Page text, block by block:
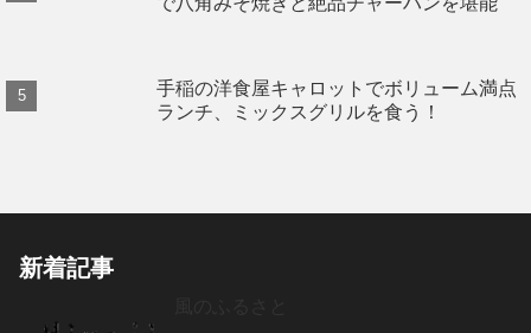
手稲の洋食屋キャロットでボリューム満点
ランチ、ミックスグリルを食う！
新着記事